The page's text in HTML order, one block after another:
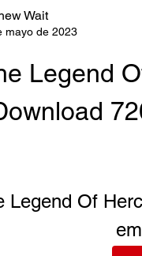
Wait
mayo de 2023
Legend
Legend Of